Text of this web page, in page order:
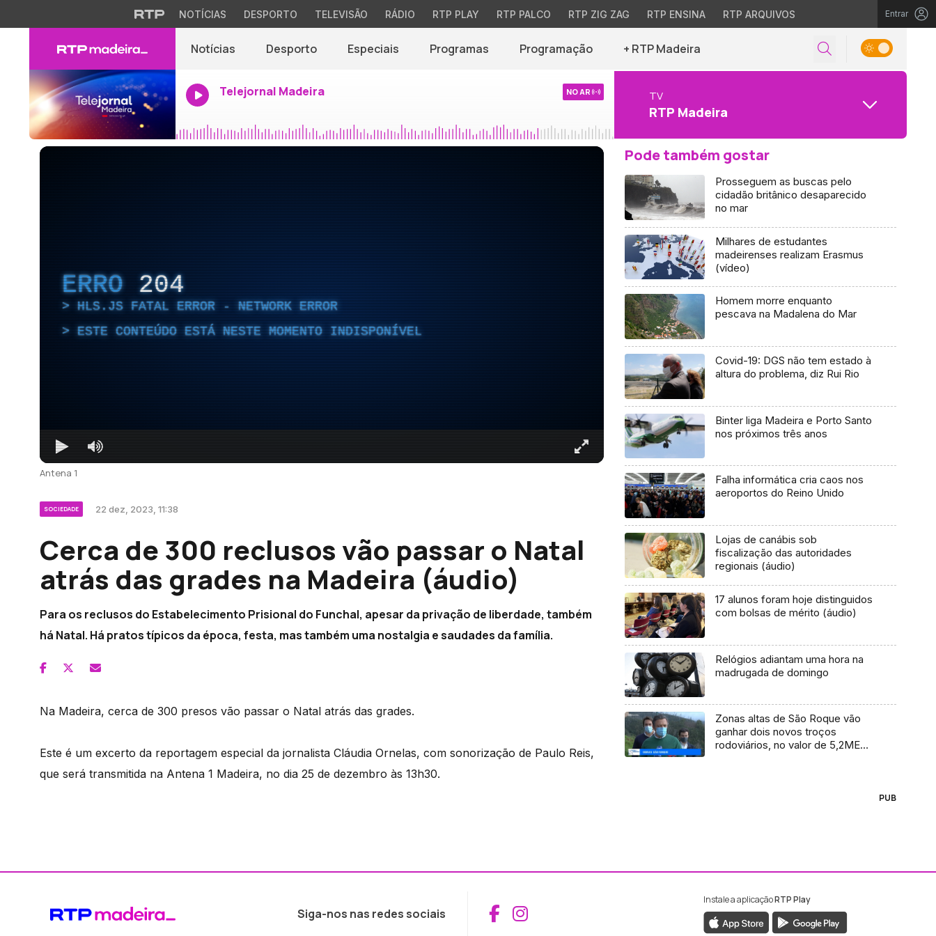
NOTÍCIAS DESPORTO TELEVISÃO RÁDIO RTP PLAY RTP PALCO RTP ZIG ZAG RTP ENSINA RTP ARQUIVOS Entrar
Notícias Desporto Especiais Programas Programação + RTP Madeira
Telejornal Madeira NO AR TV
RTP Madeira
ERRO 204
HLS.JS FATAL ERROR - NETWORK ERROR
ESTE CONTEÚDO ESTÁ NESTE MOMENTO INDISPONÍVEL
Antena 1
SOCIEDADE 22 dez, 2023, 11:38
Cerca de 300 reclusos vão passar o Natal
atrás das grades na Madeira (áudio)
Para os reclusos do Estabelecimento Prisional do Funchal, apesar da privação de liberdade, também
há Natal. Há pratos típicos da época, festa, mas também uma nostalgia e saudades da família.
Na Madeira, cerca de 300 presos vão passar o Natal atrás das grades.
Este é um excerto da reportagem especial da jornalista Cláudia Ornelas, com sonorização de Paulo Reis,
que será transmitida na Antena 1 Madeira, no dia 25 de dezembro às 13h30.
Pode também gostar
Prosseguem as buscas pelo
cidadão britânico desaparecido
no mar
Milhares de estudantes
madeirenses realizam Erasmus
(vídeo)
Homem morre enquanto
pescava na Madalena do Mar
Covid-19: DGS não tem estado à
altura do problema, diz Rui Rio
Binter liga Madeira e Porto Santo
nos próximos três anos
Falha informática cria caos nos
aeroportos do Reino Unido
Lojas de canábis sob
fiscalização das autoridades
regionais (áudio)
17 alunos foram hoje distinguidos
com bolsas de mérito (áudio)
Relógios adiantam uma hora na
madrugada de domingo
Zonas altas de São Roque vão
ganhar dois novos troços
rodoviários, no valor de 5,2ME
PUB
Siga-nos nas redes sociais Aceder ao Facebook da RTP Madeira
Aceder ao Instagram da RTP Madeira
Instale a aplicaçãoRTP Play